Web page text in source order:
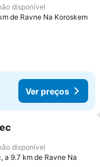
disponível
de Ravne Na Koroskem
Ver preços
aos favoritos
disponível
a 9.7 km de Ravne Na